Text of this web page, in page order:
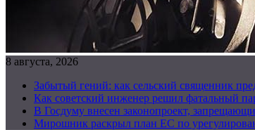
8 августа, 2026
Забытый гений: как сельский священник
Как советский инженер решил фатальный
В Госдуму внесен законопроект,
Мирошник раскрыл план ЕС по